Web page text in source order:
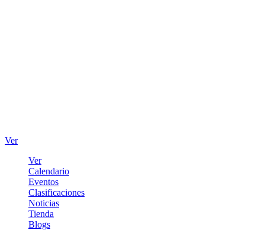
Ver
Ver
Calendario
Eventos
Clasificaciones
Noticias
Tienda
Blogs